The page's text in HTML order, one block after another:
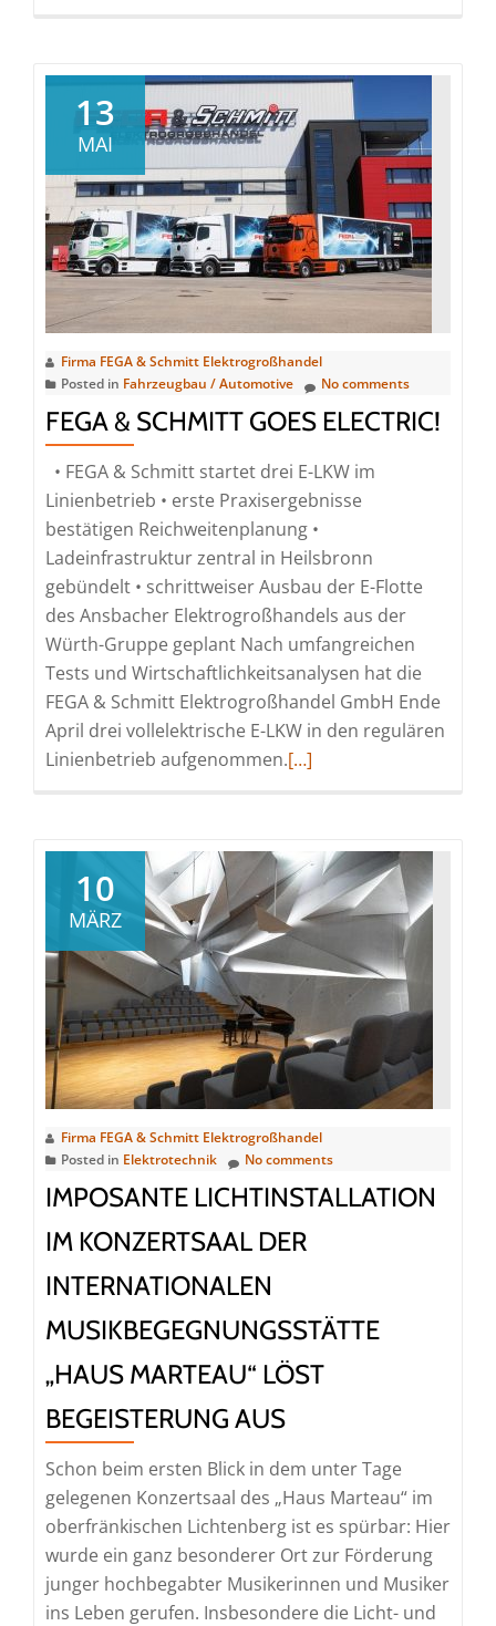
Leistungsfähigkeit
13
MAI
Firma FEGA & Schmitt Elektrogroßhandel
Posted in Fahrzeugbau / Automotive No comments
FEGA & SCHMITT GOES ELECTRIC!
• FEGA & Schmitt startet drei E-LKW im
Linienbetrieb • erste Praxisergebnisse
bestätigen Reichweitenplanung •
Ladeinfrastruktur zentral in Heilsbronn
gebündelt • schrittweiser Ausbau der E-Flotte
des Ansbacher Elektrogroßhandels aus der
Würth-Gruppe geplant Nach umfangreichen
Tests und Wirtschaftlichkeitsanalysen hat die
FEGA & Schmitt Elektrogroßhandel GmbH Ende
April drei vollelektrische E-LKW in den regulären
Linienbetrieb aufgenommen.Read
&
Schmitt
goes
electric!
[…]
10
MÄRZ
Firma FEGA & Schmitt Elektrogroßhandel
Posted in Elektrotechnik No comments
IMPOSANTE LICHTINSTALLATION
IM KONZERTSAAL DER
INTERNATIONALEN
MUSIKBEGEGNUNGSSTÄTTE
„HAUS MARTEAU“ LÖST
BEGEISTERUNG AUS
Schon beim ersten Blick in dem unter Tage
gelegenen Konzertsaal des „Haus Marteau“ im
oberfränkischen Lichtenberg ist es spürbar: Hier
wurde ein ganz besonderer Ort zur Förderung
junger hochbegabter Musikerinnen und Musiker
ins Leben gerufen. Insbesondere die Licht- und